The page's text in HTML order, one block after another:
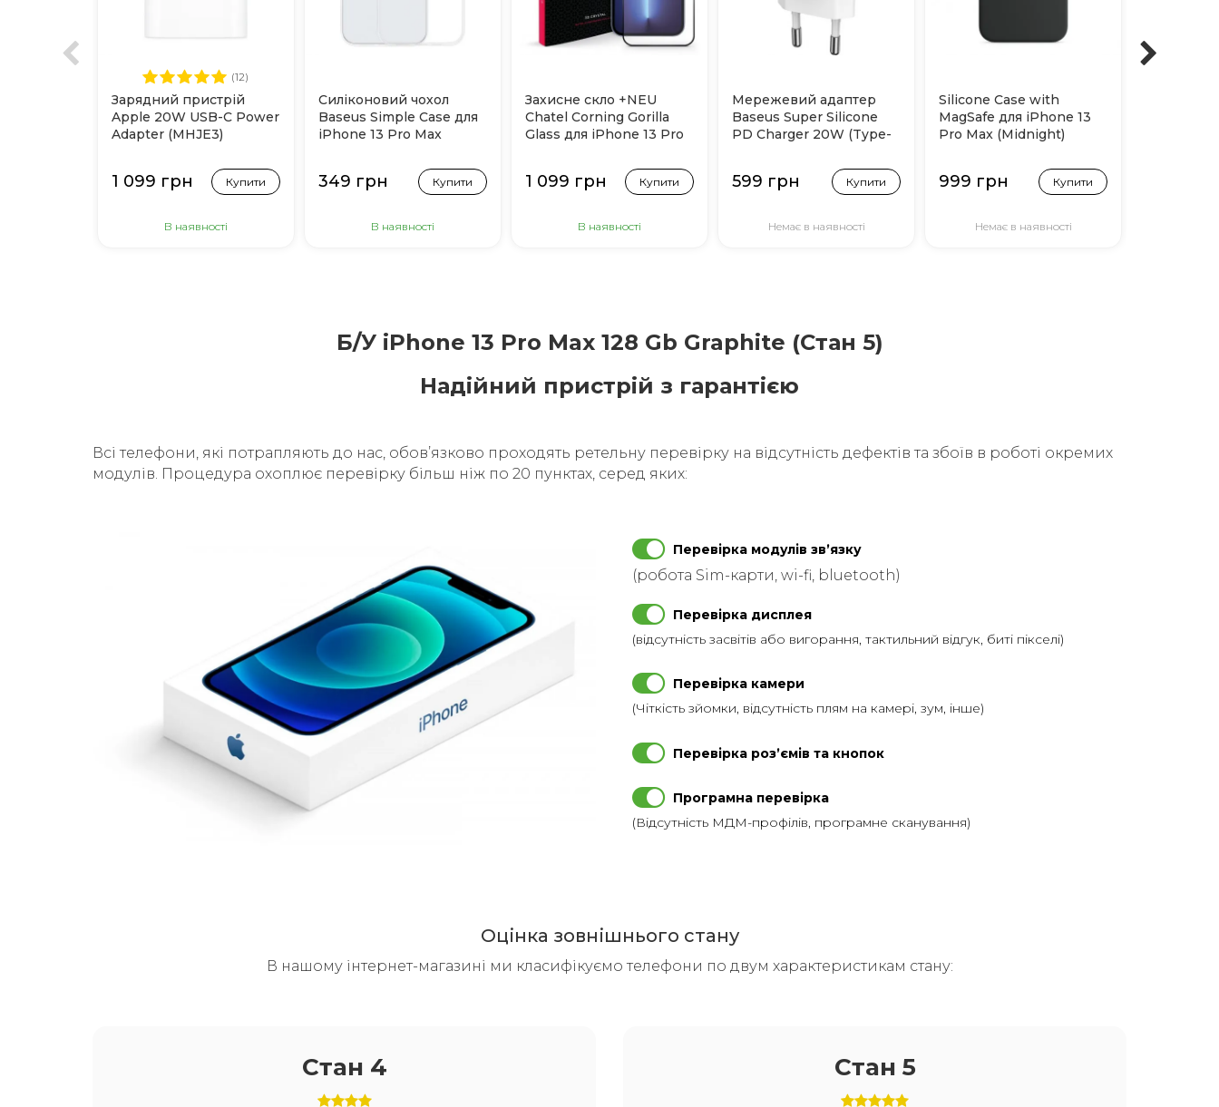
(12)
Зарядний пристрій
Apple 20W USB-C Power
Adapter (MHJE3)
1 099 грн Купити
В наявності
Силіконовий чохол
Baseus Simple Case для
iPhone 13 Pro Max
349 грн Купити
В наявності
Захисне скло +NEU
Chatel Corning Gorilla
Glass для iPhone 13 Pro
1 099 грн Купити
В наявності
Мережевий адаптер
Baseus Super Silicone
PD Charger 20W (Type-
599 грн Купити
Немає в наявності
Silicone Case with
MagSafe для iPhone 13
Pro Max (Midnight)
999 грн Купити
Немає в наявності
Б/У iPhone 13 Pro Max 128 Gb Graphite (Стан 5)
Надійний пристрій з гарантією
Всі телефони, які потрапляють до нас, обовʼязково проходять ретельну перевірку на відсутність дефектів та збоїв в роботі окремих
модулів. Процедура охоплює перевірку більш ніж по 20 пунктах, серед яких:
Перевірка модулів звʼязку
(робота Sim-карти, wi-fi, bluetooth)
Перевірка дисплея
(відсутність засвітів або вигорання, тактильний відгук, биті пікселі)
Перевірка камери
(Чіткість зйомки, відсутність плям на камері, зум, інше)
Перевірка розʼємів та кнопок
Програмна перевірка
(Відсутність МДМ-профілів, програмне сканування)
Оцінка зовнішнього стану
В нашому інтернет-магазині ми класифікуємо телефони по двум характеристикам стану:
Стан 4 Стан 5